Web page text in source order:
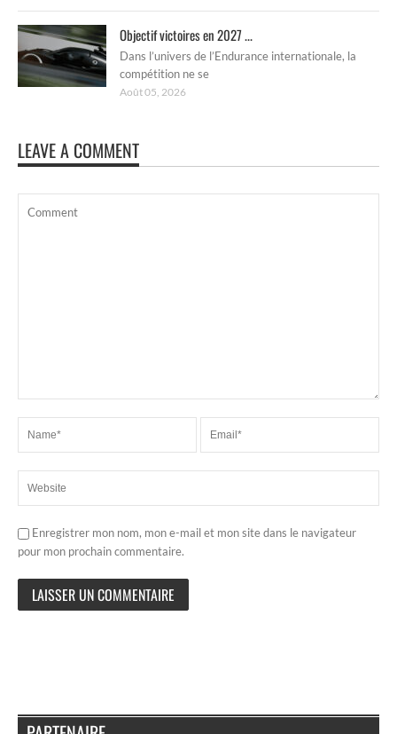
Objectif victoires en 2027 ...
Dans l’univers de l’Endurance internationale, la
compétition ne se
Août 05, 2026
LEAVE A COMMENT
Enregistrer mon nom, mon e-mail et mon site dans le navigateur
pour mon prochain commentaire.